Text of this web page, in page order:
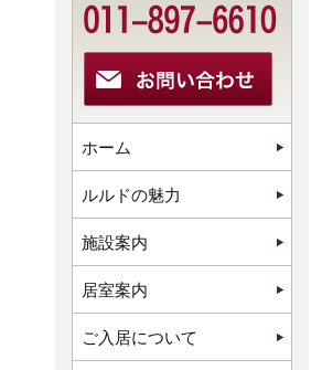
ホーム
ルルドの魅力
施設案内
居室案内
ご入居について